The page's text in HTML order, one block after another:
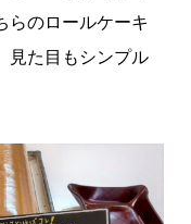
らのロールケーキ
見た目もシンプル